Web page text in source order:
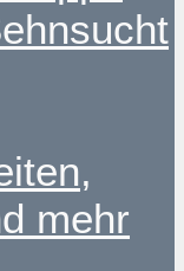
mehr